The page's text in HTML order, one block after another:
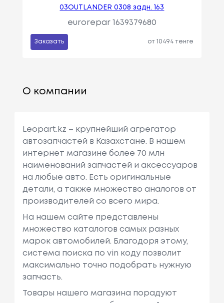
03OUTLANDER 0308 задн. 163
eurorepar 1639379680
Заказать от 10494 тенге
О компании
Leopart.kz – крупнейший агрегатор
автозапчастей в Казахстане. В нашем
интернет магазине более 70 млн
наименований запчастей и аксессуаров
на любые авто. Есть оригинальные
детали, а также множество аналогов от
производителей со всего мира.
На нашем сайте представлены
множество каталогов самых разных
марок автомобилей. Благодоря этому,
система поиска по vin коду позволит
максимально точно подобрать нужную
запчасть.
Товары нашего магазина порадуют